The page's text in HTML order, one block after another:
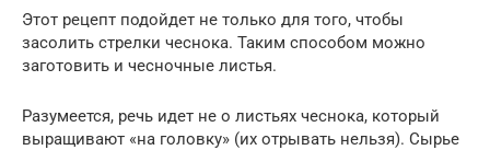
Этот рецепт подойдет не только для того, чтобы
засолить стрелки чеснока. Таким способом можно
заготовить и чесночные листья.
Разумеется, речь идет не о листьях чеснока, который
выращивают «на головку» (их отрывать нельзя). Сырье